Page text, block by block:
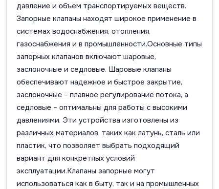
давление и объем транспортируемых веществ.
Запорные клапаны находят широкое применение в
системах водоснабжения, отопления,
газоснабжения и в промышленности.Основные типы
запорных клапанов включают шаровые,
заслоночные и седловые. Шаровые клапаны
обеспечивают надежное и быстрое закрытие,
заслоночные – плавное регулирование потока, а
седловые – оптимальны для работы с высокими
давлениями. Эти устройства изготовлены из
различных материалов, таких как латунь, сталь или
пластик, что позволяет выбрать подходящий
вариант для конкретных условий
эксплуатации.Клапаны запорные могут
использоваться как в быту, так и на промышленных